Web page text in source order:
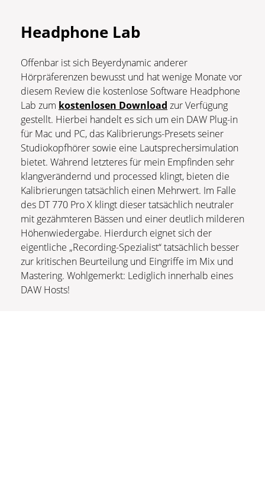
Headphone Lab
Offenbar ist sich Beyerdynamic anderer
Hörpräferenzen bewusst und hat wenige Monate vor
diesem Review die kostenlose Software Headphone
Lab zum kostenlosen Download zur Verfügung
gestellt. Hierbei handelt es sich um ein DAW Plug-in
für Mac und PC, das Kalibrierungs-Presets seiner
Studiokopfhörer sowie eine Lautsprechersimulation
bietet. Während letzteres für mein Empfinden sehr
klangverändernd und processed klingt, bieten die
Kalibrierungen tatsächlich einen Mehrwert. Im Falle
des DT 770 Pro X klingt dieser tatsächlich neutraler
mit gezähmteren Bässen und einer deutlich milderen
Höhenwiedergabe. Hierdurch eignet sich der
eigentliche „Recording-Spezialist“ tatsächlich besser
zur kritischen Beurteilung und Eingriffe im Mix und
Mastering. Wohlgemerkt: Lediglich innerhalb eines
DAW Hosts!